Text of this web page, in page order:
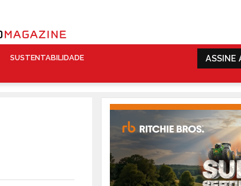
SUSTENTABILIDADE
ASSINE